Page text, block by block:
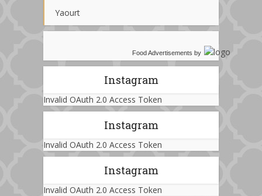
Yaourt
Food Advertisements by
Instagram
Invalid OAuth 2.0 Access Token
Instagram
Invalid OAuth 2.0 Access Token
Instagram
Invalid OAuth 2.0 Access Token